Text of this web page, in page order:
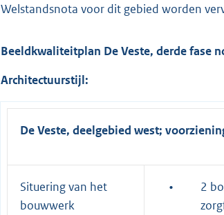
Welstandsnota voor dit gebied worden
Beeldkwaliteitplan De Veste, derde fase
Architectuurstijl:
De Veste, deelgebied west;
Situering van het
bouwwerk
•
2